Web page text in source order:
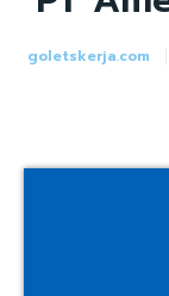
goletskerja.com